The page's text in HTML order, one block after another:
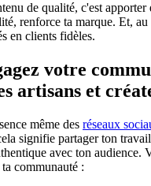
de qualité, c'est apporter
renforce ta marque. Et,
en clients fidèles.
votre
artisans et
même des réseaux
signifie partager ton
avec ton audience.
communauté :